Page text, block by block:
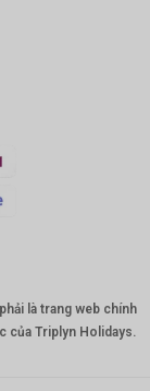
là trang web chính
của Triplyn Holidays.